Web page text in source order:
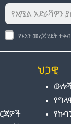
የእኔን መረጃ ሂደት
ህጋዊ